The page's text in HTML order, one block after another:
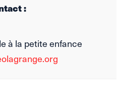
:
à la petite enfance